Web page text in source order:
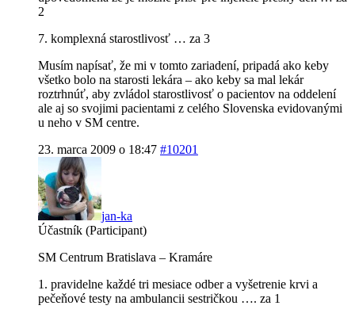
2
7. komplexná starostlivosť … za 3
Musím napísať, že mi v tomto zariadení, pripadá ako keby
všetko bolo na starosti lekára – ako keby sa mal lekár
roztrhnúť, aby zvládol starostlivosť o pacientov na oddelení
ale aj so svojimi pacientami z celého Slovenska evidovanými
u neho v SM centre.
23. marca 2009 o 18:47 #10201
jan-ka
Účastník (Participant)
SM Centrum Bratislava – Kramáre
1. pravidelne každé tri mesiace odber a vyšetrenie krvi a
pečeňové testy na ambulancii sestričkou …. za 1